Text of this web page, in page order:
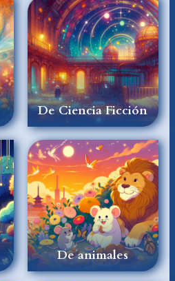
De Ciencia Ficción
De animales